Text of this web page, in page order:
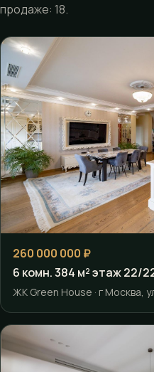
продаже: 18.
260 000 000 ₽
6 комн. 384 м² этаж 22/
ЖК Green House · г Москва,